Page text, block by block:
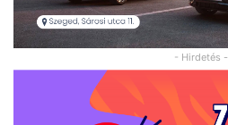
- Hirdetés -